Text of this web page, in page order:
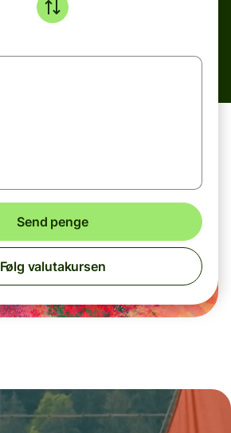
Send penge
Følg valutakursen